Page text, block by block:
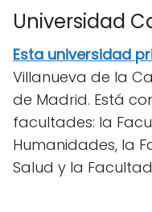
Universidad
Esta universidad
Villanueva de la
de Madrid. Está
facultades: la
Humanidades, la
Salud y la